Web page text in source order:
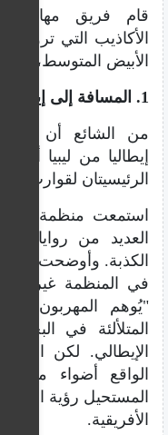
قام فريق
الأكاذيب التي
الأبيض المتوسط، وهذه
1. المسافة إلى إيطاليا قصيرة
من الشائع أن
إيطاليا من ليبيا أو
الرئيسيتان لقوارب
استمعت منظمة "إس
العديد من روايات
الكذبة. وأوضحت
في المنظمة غير
"يُوهم المهربون
المتلألئة في البحر
الإيطالي. لكن
الواقع أضواء
المستحيل رؤية
الأفريقية.